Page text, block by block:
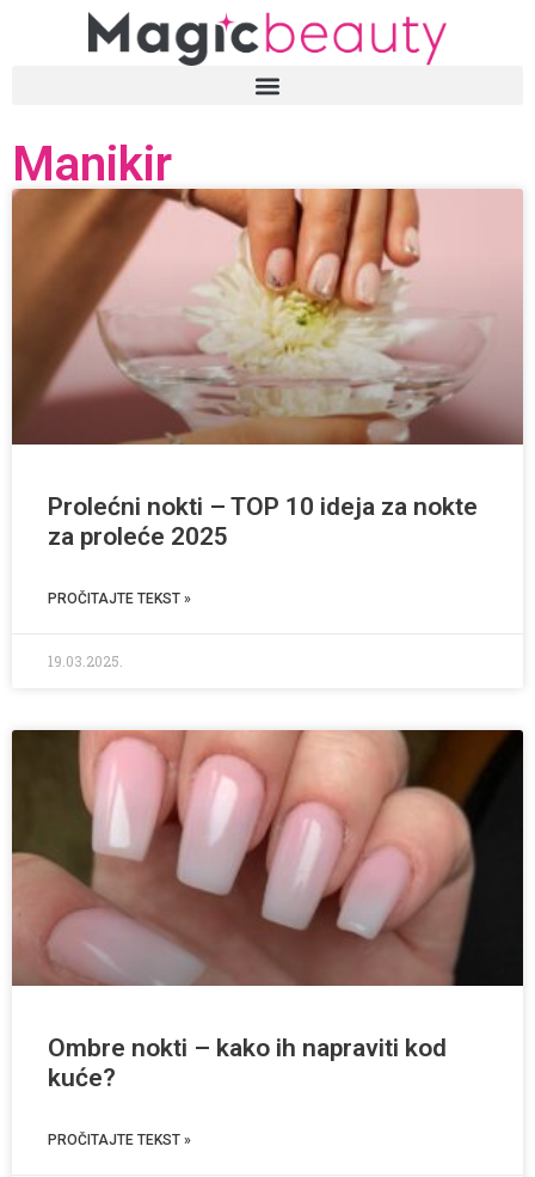
Manikir
Prolećni nokti – TOP 10 ideja za nokte
za proleće 2025
PROČITAJTE TEKST »
19.03.2025.
Ombre nokti – kako ih napraviti kod
kuće?
PROČITAJTE TEKST »